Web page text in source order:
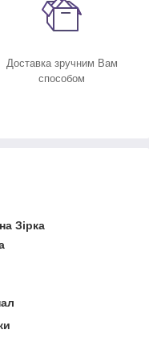
Доставка зручним Вам
способом
Зірка